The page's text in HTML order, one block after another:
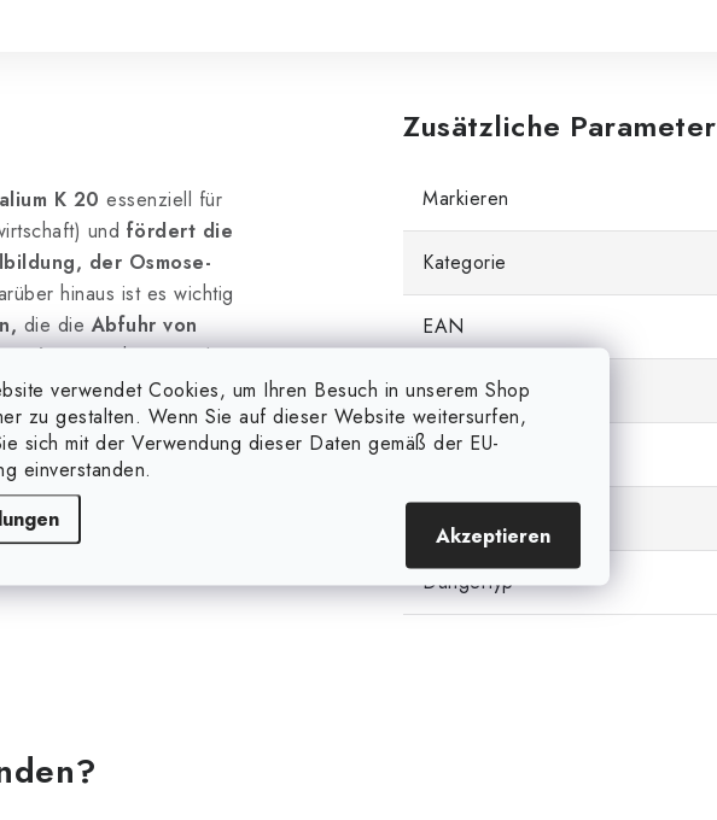
verwendet Cookies, um Ihren Besuch in unserem Shop
zu gestalten. Wenn Sie auf dieser Website weitersurfen,
sich mit der Verwendung dieser Daten gemäß der EU-
einverstanden.
Akzeptieren
K 20 essenziell für
und fördert die
der Osmose-
hinaus ist es wichtig
die dieAbfuhr von
zeigt sich, wenn die
kann, um die
Blatträndernführt,
Bei Überschuss
und die Pflanze
die Aufnahme
Effekte.
Zusätzliche Parameter
Markieren
Kategorie
EAN
Düngereinsatz
NPK
Düngertyp